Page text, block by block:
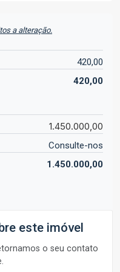
a alteração.
420,00
420,00
1.450.000,00
Consulte-nos
1.450.000,00
este imóvel
o seu contato